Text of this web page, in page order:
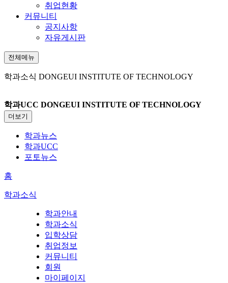
취업현황
커뮤니티
공지사항
자유게시판
전체메뉴
학과소식 DONGEUI INSTITUTE OF TECHNOLOGY
학과UCC DONGEUI INSTITUTE OF TECHNOLOGY
더보기
학과뉴스
학과UCC
포토뉴스
홈
학과소식
학과안내
학과소식
입학상담
취업정보
커뮤니티
회원
마이페이지